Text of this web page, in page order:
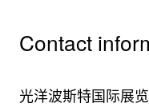
Contact
光洋波斯特国际展